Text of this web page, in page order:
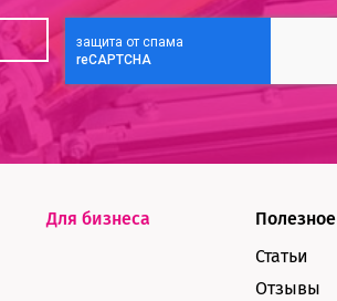
Для бизнеса
Полезное
Статьи
Отзывы